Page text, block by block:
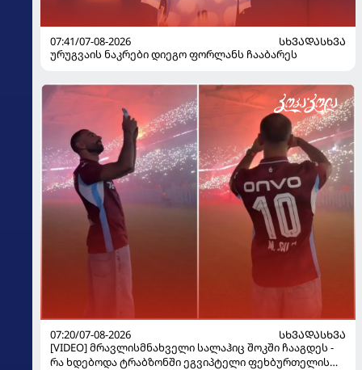
07:41/07-08-2026
ᲡᲮᲕᲐᲓᲐᲡᲮᲕᲐ
ურუგვაის ნაკრები დიეგო ფორლანს ჩააბარეს
07:20/07-08-2026
ᲡᲮᲕᲐᲓᲐᲡᲮᲕᲐ
[VIDEO] მრავლისმნახველი სალაჰიც შოკში ჩააგდეს -
რა ხდებოდა ტრაბზონში ეგვიპტელი ფეხბურთელის